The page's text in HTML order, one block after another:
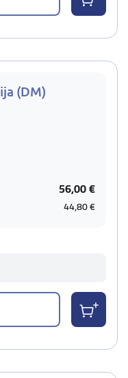
(DM)
56,00 €
44,80 €